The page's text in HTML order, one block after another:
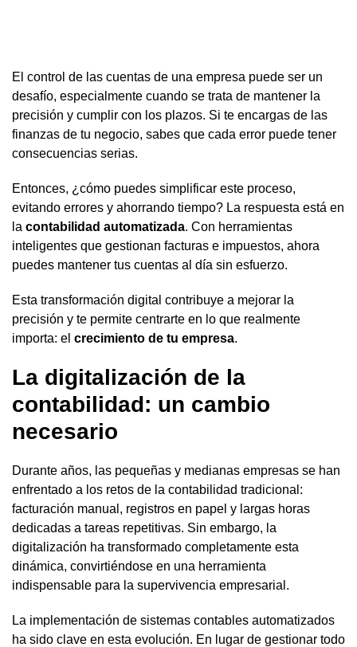
El control de las cuentas de una empresa puede ser un
desafío, especialmente cuando se trata de mantener la
precisión y cumplir con los plazos. Si te encargas de las
finanzas de tu negocio, sabes que cada error puede tener
consecuencias serias.
Entonces, ¿cómo puedes simplificar este proceso,
evitando errores y ahorrando tiempo? La respuesta está en
la contabilidad automatizada. Con herramientas
inteligentes que gestionan facturas e impuestos, ahora
puedes mantener tus cuentas al día sin esfuerzo.
Esta transformación digital contribuye a mejorar la
precisión y te permite centrarte en lo que realmente
importa: el crecimiento de tu empresa.
La digitalización de la
contabilidad: un cambio
necesario
Durante años, las pequeñas y medianas empresas se han
enfrentado a los retos de la contabilidad tradicional:
facturación manual, registros en papel y largas horas
dedicadas a tareas repetitivas. Sin embargo, la
digitalización ha transformado completamente esta
dinámica, convirtiéndose en una herramienta
indispensable para la supervivencia empresarial.
La implementación de sistemas contables automatizados
ha sido clave en esta evolución. En lugar de gestionar todo